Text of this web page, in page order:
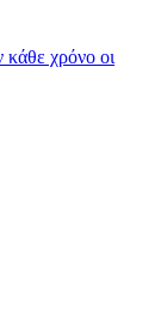
χρόνο οι